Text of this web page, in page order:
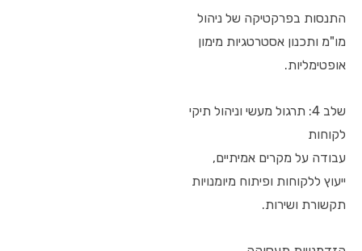
התנסות בפרקטיקה של ניהול
מו"מ ותכנון אסטרטגיות מימון
אופטימליות.
שלב 4: תרגול מעשי וניהול תיקי
לקוחות
עבודה על מקרים אמיתיים,
ייעוץ ללקוחות ופיתוח מיומנויות
תקשורת ושירות.